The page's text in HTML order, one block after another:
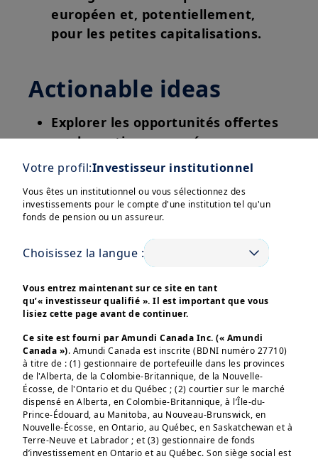
européen et, potentiellement,
pour les petites capitalisations.
Actionable ideas
Explorer les opportunités offertes
par les actions européennes
Après la récente hausse et compte
tenu des perspectives de croissance
encore faibles, les investisseurs
devraient se concentrer sur les
sociétés plus résistantes qui offrent
des valorisations attrayantes.
Commencer à examiner les petites
capitalisations européennes en
vue d'opportunités ultérieures
Les actions des petites et moyennes
capitalisations sont plus cycliques
par nature. De nouvelles
améliorations du cycle économique
plus tard dans l'année, lorsque la
BCE réduira ses taux, pourraient
Afficher plus
Votre profil:Investisseur institutionnel
Vous êtes un institutionnel ou vous sélectionnez des
investissements pour le compte d'une institution tel qu'un
fonds de pension ou un assureur.
Choisissez la langue :
Vous entrez maintenant sur ce site en tant
qu’« investisseur qualifié ». Il est important que vous
lisiez cette page avant de continuer.
Ce site est fourni par Amundi Canada Inc. (« Amundi
Canada »). Amundi Canada est inscrite (BDNI numéro 27710)
à titre de : (1) gestionnaire de portefeuille dans les provinces
de l'Alberta, de la Colombie-Britannique, de la Nouvelle-
Écosse, de l'Ontario et du Québec ; (2) courtier sur le marché
dispensé en Alberta, en Colombie-Britannique, à l’Île-du-
Prince-Édouard, au Manitoba, au Nouveau-Brunswick, en
Nouvelle-Écosse, en Ontario, au Québec, en Saskatchewan et à
Terre-Neuve et Labrador ; et (3) gestionnaire de fonds
d’investissement en Ontario et au Québec. Son siège social est
Ces informations sont destinées exclusivement aux
investisseurs “Professionnels” au sens de la Directive
2004/39/CE du 21 avril 2004 « MIF »  et des articles 314-4
s’adressent pas au grand public ou aux particuliers non-
professionnels au sens de toute règlementation locale, ni
aux “US Persons”, telle que cette expression est définie
par la «Regulation S» de la Securities and Exchange
Commission en vertu du U.S. Securities Act de 1933.
Les informations non-contractuelles ne constituent en
aucun cas une offre d’achat, une sollicitation de vente ou
un conseil en investissement dans les OPCVM, fonds et
SICAV (les “produits”) d’Amundi ou de l’une de ses
sociétés affiliées (« Amundi »).